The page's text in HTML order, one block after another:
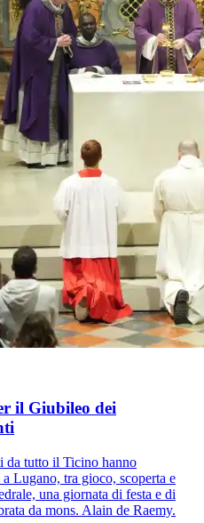
il Giubileo dei
da tutto il Ticino hanno
Lugano, tra gioco, scoperta e
una giornata di festa e di
da mons. Alain de Raemy.